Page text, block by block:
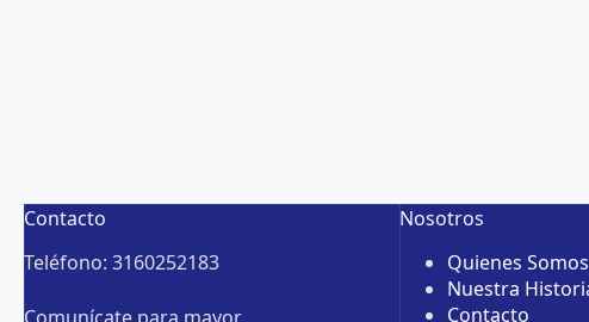
Contacto
Teléfono: 3160252183
Nosotros
Quienes Somos
Nuestra
Contacto